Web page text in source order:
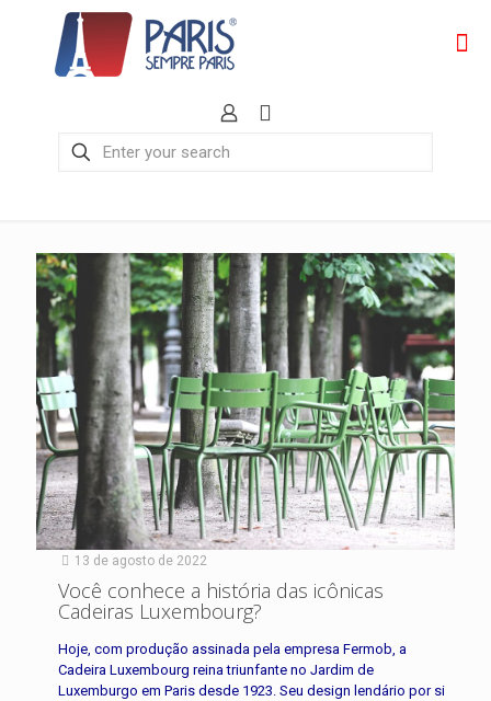
13 de agosto de 2022
Você conhece a história das icônicas
Cadeiras Luxembourg?
Hoje, com produção assinada pela empresa Fermob, a
Cadeira Luxembourg reina triunfante no Jardim de
Luxemburgo em Paris desde 1923. Seu design lendário por si